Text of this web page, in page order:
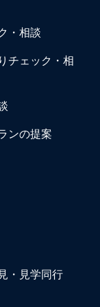
・相談
チェック・相
ンの提案
・見学同行